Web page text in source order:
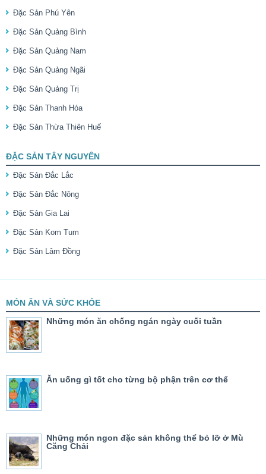
Đặc Sản Phú Yên
Đặc Sản Quảng Bình
Đặc Sản Quảng Nam
Đặc Sản Quảng Ngãi
Đặc Sản Quảng Trị
Đặc Sản Thanh Hóa
Đặc Sản Thừa Thiên Huế
ĐẶC SẢN TÂY NGUYÊN
Đặc Sản Đắc Lắc
Đặc Sản Đắc Nông
Đặc Sản Gia Lai
Đặc Sản Kom Tum
Đặc Sản Lâm Đồng
MÓN ĂN VÀ SỨC KHỎE
Những món ăn chống ngán ngày cuối tuần
Ăn uống gì tốt cho từng bộ phận trên cơ thể
Những món ngon đặc sản không thể bỏ lỡ ở Mù
Căng Chải